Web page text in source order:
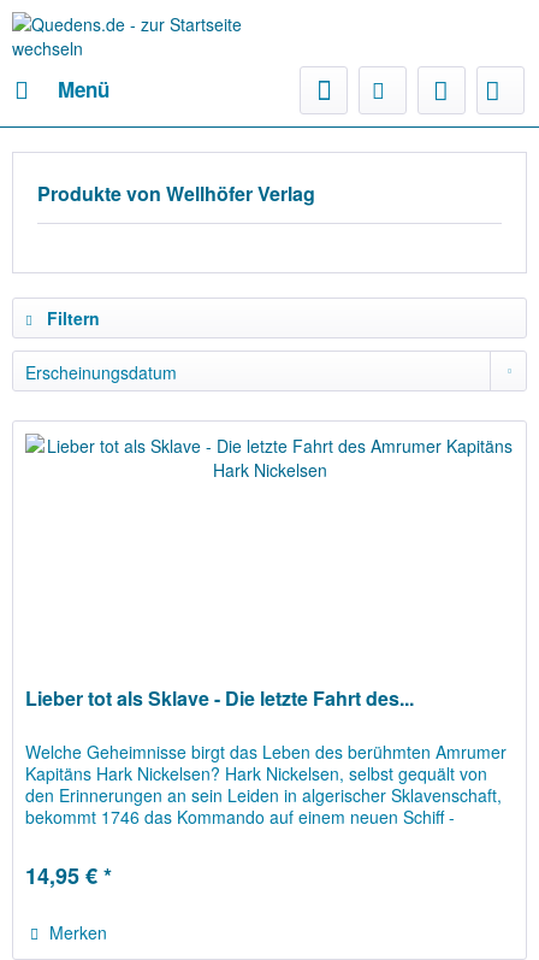
Menü
Produkte von Wellhöfer Verlag
Filtern
Lieber tot als Sklave - Die letzte Fahrt des...
Welche Geheimnisse birgt das Leben des berühmten Amrumer
Kapitäns Hark Nickelsen? Hark Nickelsen, selbst gequält von
den Erinnerungen an sein Leiden in algerischer Sklavenschaft,
bekommt 1746 das Kommando auf einem neuen Schiff -
14,95 € *
Merken